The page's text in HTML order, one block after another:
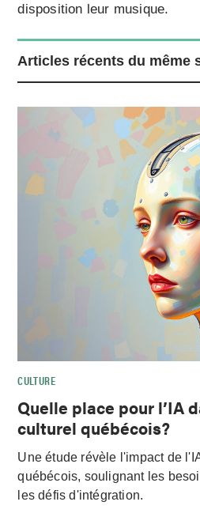
disposition leur musique.
Articles récents du même
CULTURE
Quelle place pour l’IA
culturel québécois?
Une étude révèle l'impact de
québécois, soulignant les
les défis d'intégration.